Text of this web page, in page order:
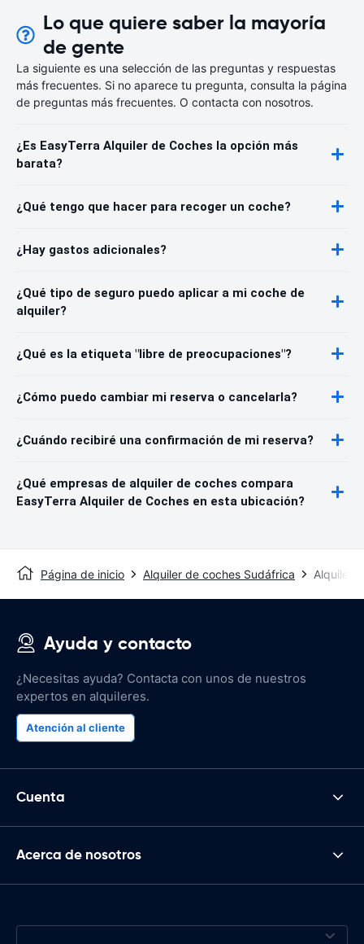
Lo que quiere saber la mayoría
de gente
La siguiente es una selección de las preguntas y respuestas
más frecuentes. Si no aparece tu pregunta, consulta la página
de preguntas más frecuentes. O contacta con nosotros.
¿Es EasyTerra Alquiler de Coches la opción más
barata?
¿Qué tengo que hacer para recoger un coche?
¿Hay gastos adicionales?
¿Qué tipo de seguro puedo aplicar a mi coche de
alquiler?
¿Qué es la etiqueta "libre de preocupaciones"?
¿Cómo puedo cambiar mi reserva o cancelarla?
¿Cuándo recibiré una confirmación de mi reserva?
¿Qué empresas de alquiler de coches compara
EasyTerra Alquiler de Coches en esta ubicación?
Página de inicio Alquiler de coches Sudáfrica Alquiler
Ayuda y contacto
¿Necesitas ayuda? Contacta con unos de nuestros
expertos en alquileres.
Atención al cliente
Cuenta
Acerca de nosotros